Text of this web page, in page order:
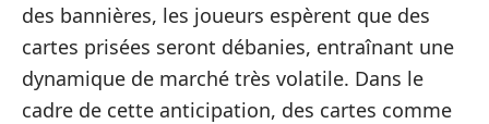
des bannières, les joueurs espèrent que des
cartes prisées seront débanies, entraînant une
dynamique de marché très volatile. Dans le
cadre de cette anticipation, des cartes comme